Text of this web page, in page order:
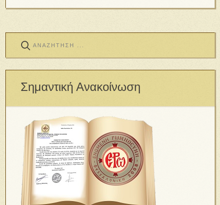
Σημαντική Ανακοίνωση